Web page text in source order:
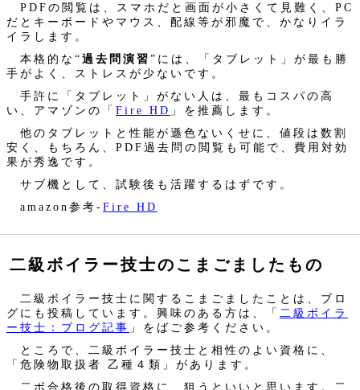
PDFの閲覧は、スマホだと画面が小さくて見難く、PC
だとキーボードやマウス、配線等が邪魔で、かなりイラ
イラします。
本格的な“過去問演習”には、「タブレット」が最も勝
手がよく、ストレスが少ないです。
手許に「タブレット」がない人は、最もコスパの高
い、アマゾンの「 Fire HD 」を推薦します。
他のタブレットと性能が遜色ないくせに、値段は数割
安く、もちろん、PDF過去問の閲覧も可能で、費用対効
果が秀逸です。
サブ機として、試験後も活躍するはずです。
amazon参考‐Fire HD
二級ボイラー技士のこまごましたもの
二級ボイラー技士に関するこまごましたことは、ブロ
グにも投稿しています。興味のある方は、「 二級ボイラ
ー技士：ブログ記事 」をばご参考ください。
ところで、二級ボイラー技士と相性のよい資格に、
「危険物取扱者 乙種４類」があります。
二ボ合格後の取得資格に、狙うといいと思います。二